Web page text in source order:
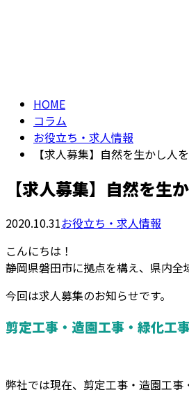
HOME
コラム
お役立ち・求人情報
【求人募集】自然を生かし人
【求人募集】自然を生
2020.10.31お役立ち・求人情報
こんにちは！
静岡県磐田市に拠点を構え、県内全
今回は求人募集のお知らせです。
剪定工事・造園工事・緑化工
弊社では現在、剪定工事・造園工事